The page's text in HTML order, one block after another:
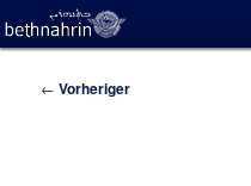
Beitragsnavigation
← Vorheriger